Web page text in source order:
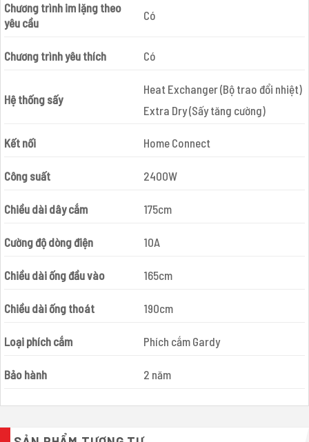
Chương trình im lặng theo
yêu cầu
Có
Chương trình yêu thích Có
Hệ thống sấy
Heat Exchanger (Bộ trao đổi nhiệt)
Extra Dry (Sấy tăng cường)
Kết nối Home Connect
Công suất 2400W
Chiều dài dây cắm 175cm
Cường độ dòng điện 10A
Chiều dài ống đầu vào 165cm
Chiều dài ống thoát 190cm
Loại phích cắm Phích cắm Gardy
Bảo hành 2 năm